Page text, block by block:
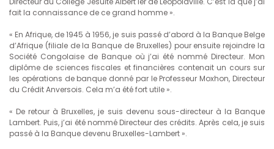
fait la connaissance de ce grand homme ».
« En Afrique, de 1945 à 1956, je suis passé d’abord à la Banque Belge
d’Afrique (filiale de la Banque de Bruxelles) pour ensuite rejoindre la
Société Congolaise de Banque où j’ai été nommé Directeur. Mon
diplôme de sciences fiscales et financières contenait un cours sur
les opérations de banque donné par le Professeur Moxhon, Directeur
du Crédit Anversois. Cela m’a été fort utile ».
« De retour à Bruxelles, je suis devenu sous-directeur à la Banque
Lambert. Puis, j’ai été nommé Directeur des crédits. Après cela, je suis
passé à la Banque devenu Bruxelles-Lambert ».